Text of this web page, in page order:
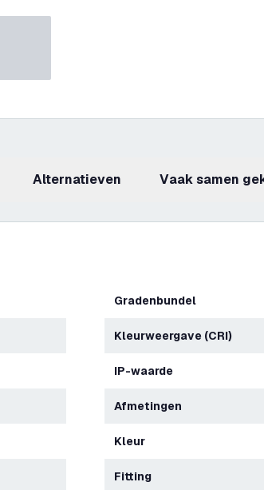
Alternatieven Vaak samen
Gradenbundel
Kleurweergave (CRI)
IP-waarde
Afmetingen
Kleur
Fitting